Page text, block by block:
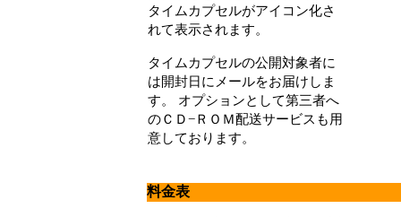
タイムカプセルがアイコン化さ
れて表示されます。
タイムカプセルの公開対象者に
は開封日にメールをお届けしま
す。 オプションとして第三者へ
のＣＤ−ＲＯＭ配送サービスも用
意しております。
料金表